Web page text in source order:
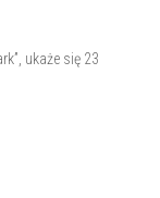
ukaże się 23